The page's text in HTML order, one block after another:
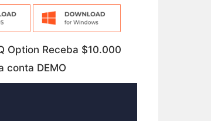
Option Receba $10.000
conta DEMO